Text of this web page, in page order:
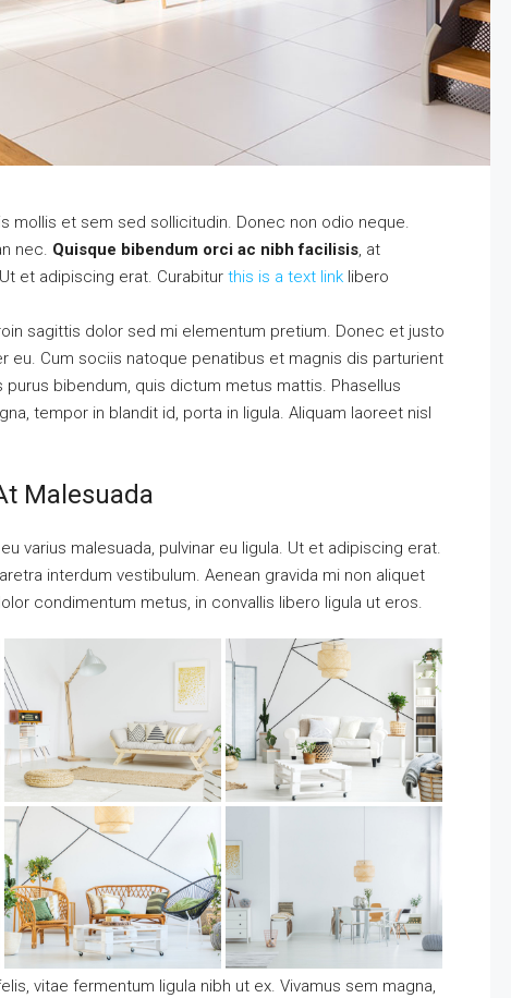
mollis et sem sed sollicitudin. Donec non odio neque.
nec. Quisque bibendum orci ac nibh facilisis, at
et adipiscing erat. Curabitur this is a text link libero
sagittis dolor sed mi elementum pretium. Donec et justo
eu. Cum sociis natoque penatibus et magnis dis parturient
bibendum, quis dictum metus mattis. Phasellus
tempor in blandit id, porta in ligula. Aliquam laoreet nisl
Malesuada
varius malesuada, pulvinar eu ligula. Ut et adipiscing erat.
interdum vestibulum. Aenean gravida mi non aliquet
condimentum metus, in convallis libero ligula ut eros.
vitae fermentum ligula nibh ut ex. Vivamus sem magna,